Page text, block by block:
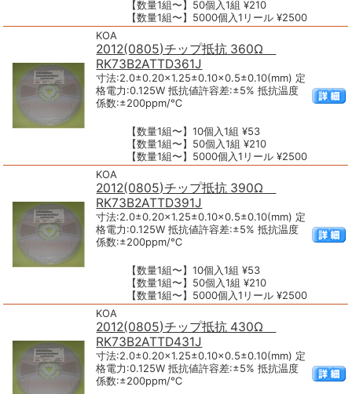
【数量1組〜】50個入1組 ¥210
【数量1組〜】5000個入1リール ¥2500
KOA
2012(0805)チップ抵抗 360Ω
RK73B2ATTD361J
寸法:2.0±0.20×1.25±0.10×0.5±0.10(mm) 定
格電力:0.125W 抵抗値許容差:±5% 抵抗温度
係数:±200ppm/℃
【数量1組〜】10個入1組 ¥53
【数量1組〜】50個入1組 ¥210
【数量1組〜】5000個入1リール ¥2500
KOA
2012(0805)チップ抵抗 390Ω
RK73B2ATTD391J
寸法:2.0±0.20×1.25±0.10×0.5±0.10(mm) 定
格電力:0.125W 抵抗値許容差:±5% 抵抗温度
係数:±200ppm/℃
【数量1組〜】10個入1組 ¥53
【数量1組〜】50個入1組 ¥210
【数量1組〜】5000個入1リール ¥2500
KOA
2012(0805)チップ抵抗 430Ω
RK73B2ATTD431J
寸法:2.0±0.20×1.25±0.10×0.5±0.10(mm) 定
格電力:0.125W 抵抗値許容差:±5% 抵抗温度
係数:±200ppm/℃